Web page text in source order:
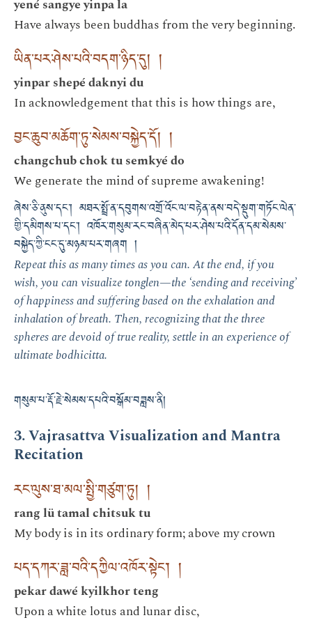
yené sangye yinpa la
Have always been buddhas from the very beginning.
ཡིན་པར་ཤེས་པའི་བདག་ཉིད་དུ། །
yinpar shepé daknyi du
In acknowledgement that this is how things are,
བྱང་ཆུབ་མཆོག་ཏུ་སེམས་བསྐྱེད་དོ། །
changchub chok tu semkyé do
We generate the mind of supreme awakening!
ཞེས་ཅི་ནུས་དང་། མཐར་སྤྲོ་ན་དབུགས་འགྲོ་འོང་ལ་བརྟེན་ནས་བདེ་སྡུག་གཏོང་ལེན་
གྱི་དམིགས་པ་དང་། འཁོར་གསུམ་རང་བཞིན་མེད་པར་ཤེས་པའི་དོན་དམ་སེམས་
བསྐྱེད་ཀྱི་ངང་དུ་མཉམ་པར་གཞག །
Repeat this as many times as you can. At the end, if you
wish, you can visualize tonglen—the ‘sending and receiving’
of happiness and suffering based on the exhalation and
inhalation of breath. Then, recognizing that the three
spheres are devoid of true reality, settle in an experience of
ultimate bodhicitta.
གསུམ་པ་རྡོ་རྗེ་སེམས་དཔའི་བསྒོམ་བཟླས་ནི།
3. Vajrasattva Visualization and Mantra
Recitation
རང་ལུས་ཐ་མལ་སྤྱི་གཙུག་ཏུ། །
rang lü tamal chitsuk tu
My body is in its ordinary form; above my crown
པད་དཀར་ཟླ་བའི་དཀྱིལ་འཁོར་སྟེང་། །
pekar dawé kyilkhor teng
Upon a white lotus and lunar disc,